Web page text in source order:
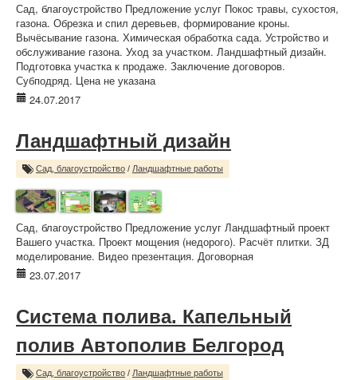
Сад, благоустройство Предложение услуг Покос травы, сухостоя,
газона. Обрезка и спил деревьев, формирование кроны.
Вычёсывание газона. Химическая обработка сада. Устройство и
обслуживание газона. Уход за участком. Ландшафтный дизайн.
Подготовка участка к продаже. Заключение договоров.
Субподряд. Цена не указана
24.07.2017
Ландшафтный дизайн
Сад, благоустройство / Ландшафтные работы
Сад, благоустройство Предложение услуг Ландшафтный проект
Вашего участка. Проект мощения (недорого). Расчёт плитки. ЗД
моделирование. Видео презентация. Договорная
23.07.2017
Система полива. Капельный
полив Автополив Белгород
Сад, благоустройство / Ландшафтные работы